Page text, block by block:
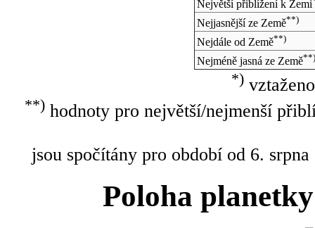
Největší přiblížení k Zemi
Nejjasnější ze Země**)
Nejdále od Země**)
Nejméně jasná ze Země**)
*)
**)hodnoty pro největší/nejmenší
jsou spočítány pro období od 6.
Poloha